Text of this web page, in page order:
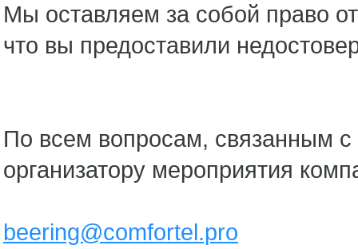
Мы оставляем за собой право
что вы предоставили
По всем вопросам, связанным
организатору мероприятия
beering@comfortel.pro